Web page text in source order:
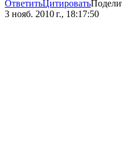
ОтветитьЦитировать
3 нояб. 2010 г., 18:17:50